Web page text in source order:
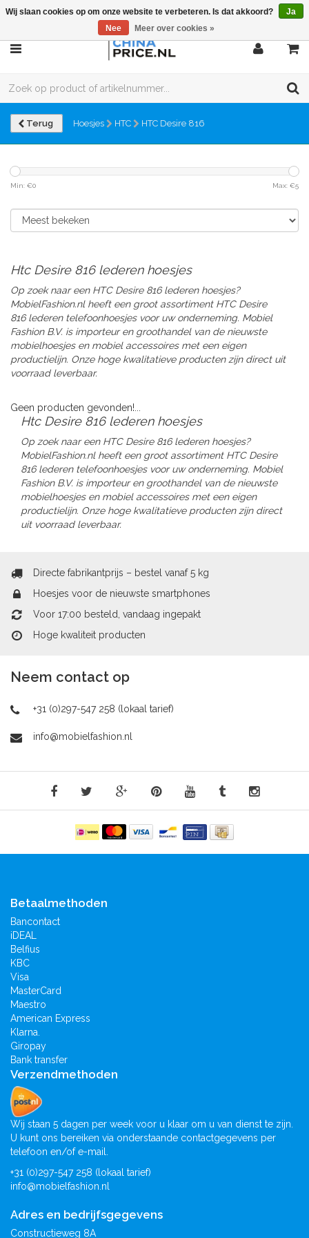
Terug Hoesjes HTC HTC Desire 816
Min: €0 Max: €5
Htc Desire 816 lederen hoesjes
Op zoek naar een HTC Desire 816 lederen hoesjes?
MobielFashion.nl heeft een groot assortiment HTC Desire
816 lederen telefoonhoesjes voor uw onderneming. Mobiel
Fashion B.V. is importeur en groothandel van de nieuwste
mobielhoesjes en mobiel accessoires met een eigen
productielijn. Onze hoge kwalitatieve producten zijn direct uit
voorraad leverbaar.
Geen producten gevonden!...
Htc Desire 816 lederen hoesjes
Op zoek naar een HTC Desire 816 lederen hoesjes?
MobielFashion.nl heeft een groot assortiment HTC Desire
816 lederen telefoonhoesjes voor uw onderneming. Mobiel
Fashion B.V. is importeur en groothandel van de nieuwste
mobielhoesjes en mobiel accessoires met een eigen
productielijn. Onze hoge kwalitatieve producten zijn direct
uit voorraad leverbaar.
Directe fabrikantprijs – bestel vanaf 5 kg
Hoesjes voor de nieuwste smartphones
Voor 17:00 besteld, vandaag ingepakt
Hoge kwaliteit producten
Neem contact op
+31 (0)297-547 258 (lokaal tarief)
info@mobielfashion.nl
Betaalmethoden
Bancontact
iDEAL
Belfius
KBC
Visa
MasterCard
Maestro
American Express
Klarna.
Giropay
Bank transfer
Verzendmethoden
Wij staan 5 dagen per week voor u klaar om u van dienst te zijn.
U kunt ons bereiken via onderstaande contactgegevens per
telefoon en/of e-mail.
+31 (0)297-547 258 (lokaal tarief)
info@mobielfashion.nl
Adres en bedrijfsgegevens
Constructieweg 8A
Wij slaan cookies op om onze website te verbeteren. Is dat akkoord?
Ja
Nee
Meer over cookies »